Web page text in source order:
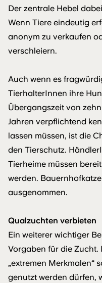
Der zentrale Hebel
Wenn Tiere eindeutig
anonym zu verkaufen
verschleiern.
Auch wenn es
TierhalterInnen ihre
Übergangszeit von
Jahren verpflichtend
lassen müssen, ist die
den Tierschutz.
Tierheime müssen
werden.
ausgenommen.
Qualzuchten verbieten
Ein weiterer wichtiger
Vorgaben für die Zucht.
„extremen Merkmalen“
genutzt werden dürfen,